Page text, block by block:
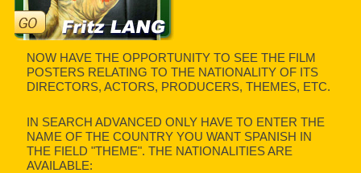
NOW HAVE THE OPPORTUNITY TO SEE THE FILM
POSTERS RELATING TO THE NATIONALITY OF ITS
DIRECTORS, ACTORS, PRODUCERS, THEMES, ETC.
IN SEARCH ADVANCED ONLY HAVE TO ENTER THE
NAME OF THE COUNTRY YOU WANT SPANISH IN
THE FIELD "THEME". THE NATIONALITIES ARE
AVAILABLE: